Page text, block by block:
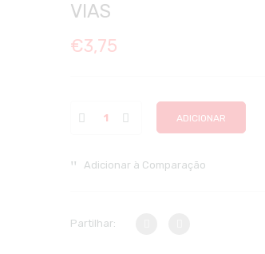
VIAS
€3,75
ADICIONAR
Adicionar à Comparação
Partilhar: